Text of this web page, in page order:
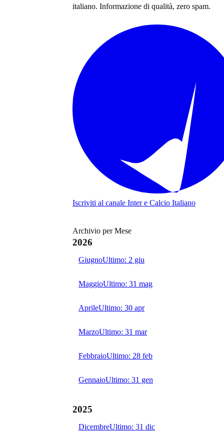
italiano. Informazione di qualità, zero spam.
Iscriviti al canale Inter e Calcio Italiano
Archivio per Mese
2026
GiugnoUltimo: 2 giu
MaggioUltimo: 31 mag
AprileUltimo: 30 apr
MarzoUltimo: 31 mar
FebbraioUltimo: 28 feb
GennaioUltimo: 31 gen
2025
DicembreUltimo: 31 dic